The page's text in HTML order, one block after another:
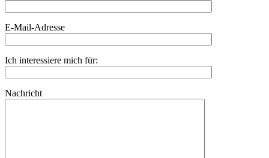
E-Mail-Adresse
Ich interessiere mich für:
Nachricht